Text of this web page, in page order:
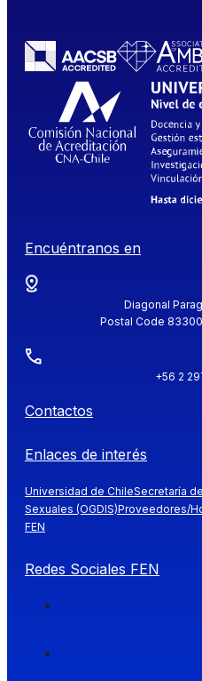
Encuéntranos en
Diagonal
Postal Code
+56 2
Contactos
Enlaces de interés
Universidad de ChileSecretaría
Sexuales (OGDIS)Proveedores/
FEN
Redes Sociales FEN